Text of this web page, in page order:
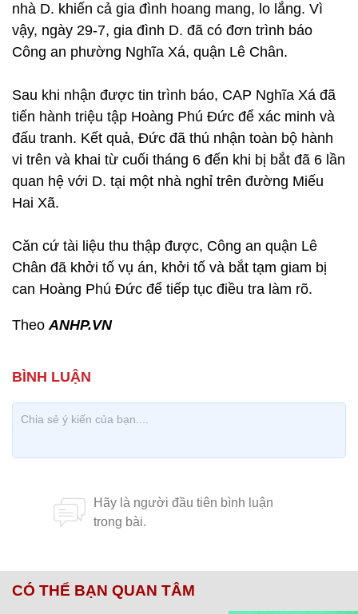
nhà D. khiến cả gia đình hoang mang, lo lắng. Vì
vậy, ngày 29-7, gia đình D. đã có đơn trình báo
Công an phường Nghĩa Xá, quận Lê Chân.
Sau khi nhận được tin trình báo, CAP Nghĩa Xá đã
tiến hành triệu tập Hoàng Phú Đức để xác minh và
đấu tranh. Kết quả, Đức đã thú nhận toàn bộ hành
vi trên và khai từ cuối tháng 6 đến khi bị bắt đã 6 lần
quan hệ với D. tại một nhà nghỉ trên đường Miếu
Hai Xã.
Căn cứ tài liệu thu thập được, Công an quận Lê
Chân đã khởi tố vụ án, khởi tố và bắt tạm giam bị
can Hoàng Phú Đức để tiếp tục điều tra làm rõ.
TheoANHP.VN
CÓ THỂ BẠN QUAN TÂM